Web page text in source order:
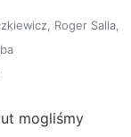
Roger Salla
mogliśmy